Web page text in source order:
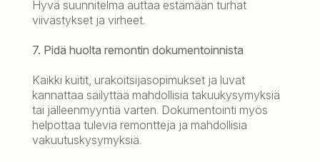
Hyvä suunnitelma auttaa estämään turhat
viivästykset ja virheet.
7. Pidä huolta remontin dokumentoinnista
Kaikki kuitit, urakoitsijasopimukset ja luvat
kannattaa säilyttää mahdollisia takuukysymyksiä
tai jälleenmyyntiä varten. Dokumentointi myös
helpottaa tulevia remontteja ja mahdollisia
vakuutuskysymyksiä.